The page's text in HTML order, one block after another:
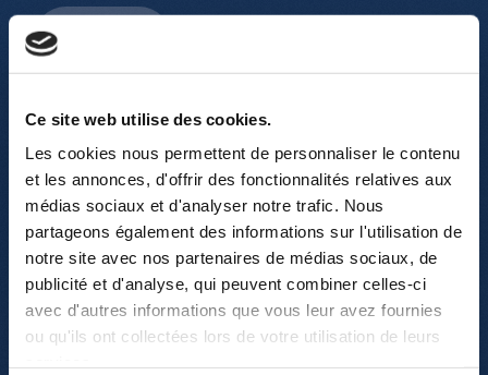
Ce site web utilise des cookies.
Les cookies nous permettent de personnaliser le contenu
et les annonces, d'offrir des fonctionnalités relatives aux
médias sociaux et d'analyser notre trafic. Nous
partageons également des informations sur l'utilisation de
notre site avec nos partenaires de médias sociaux, de
publicité et d'analyse, qui peuvent combiner celles-ci
avec d'autres informations que vous leur avez fournies
ou qu'ils ont collectées lors de votre utilisation de leurs
Wie sie uns fnden ?